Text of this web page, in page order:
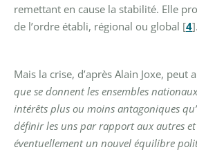
remettant en cause la stabilité. Elle
de l’ordre établi, régional ou global [4].
Mais la crise, d’après Alain Joxe, peut
que se donnent les ensembles
intérêts plus ou moins antagoniques
définir les uns par rapport aux autres
éventuellement un nouvel équilibre